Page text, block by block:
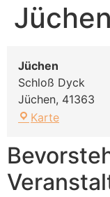
Jüchen
Jüchen
Schloß Dyck
Jüchen, 41363
Karte